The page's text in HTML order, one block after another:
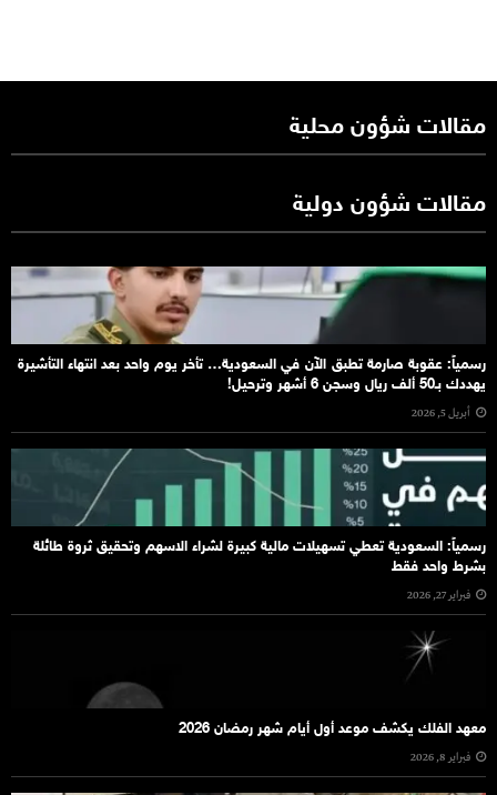
مقالات شؤون محلية
مقالات شؤون دولية
رسمياً: عقوبة صارمة تطبق الآن في السعودية… تأخر يوم واحد بعد انتهاء التأشيرة
يهددك بـ50 ألف ريال وسجن 6 أشهر وترحيل!
أبريل 5, 2026
رسمياً: السعودية تعطي تسهيلات مالية كبيرة لشراء الاسهم وتحقيق ثروة طائلة
بشرط واحد فقط
فبراير 27, 2026
معهد الفلك يكشف موعد أول أيام شهر رمضان 2026
فبراير 8, 2026